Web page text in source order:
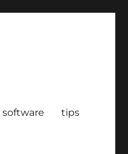
software tips